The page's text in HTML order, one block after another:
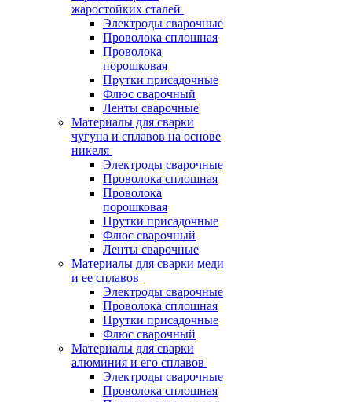
жаростойких сталей
Электроды сварочные
Проволока сплошная
Проволока
порошковая
Прутки присадочные
Флюс сварочный
Ленты сварочные
Материалы для сварки
чугуна и сплавов на основе
никеля
Электроды сварочные
Проволока сплошная
Проволока
порошковая
Прутки присадочные
Флюс сварочный
Ленты сварочные
Материалы для сварки меди
и ее сплавов
Электроды сварочные
Проволока сплошная
Прутки присадочные
Флюс сварочный
Материалы для сварки
алюминия и его сплавов
Электроды сварочные
Проволока сплошная